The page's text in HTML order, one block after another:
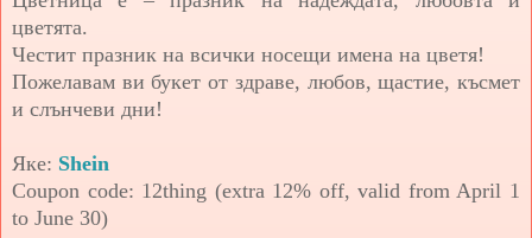
цветята.
Честит празник на всички носещи имена на цветя!
Пожелавам ви букет от здраве, любов, щастие, късмет
и слънчеви дни!
Яке: Shein
Coupon code: 12thing (extra 12% off, valid from April 1
to June 30)